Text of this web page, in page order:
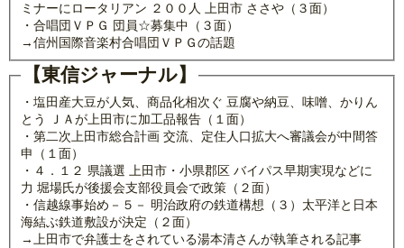
ミナーにロータリアン ２００人 上田市 ささや（３面）
・合唱団ＶＰＧ 団員☆募集中（３面）
→信州国際音楽村合唱団ＶＰＧの話題
【東信ジャーナル】
・塩田産大豆が人気、商品化相次ぐ 豆腐や納豆、味噌、かりん
とう ＪＡが上田市に加工品報告（１面）
・第二次上田市総合計画 交流、定住人口拡大へ審議会が中間答
申（１面）
・４．１２ 県議選 上田市・小県郡区 バイパス早期実現などに
力 堀場氏が後援会支部役員会で政策（２面）
・信越線事始め－５－ 明治政府の鉄道構想（３）太平洋と日本
海結ぶ鉄道敷設が決定（２面）
→上田市で弁護士をされている湯本清さんが執筆される記事